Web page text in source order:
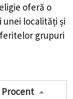
oferă o
unei localități și
grupuri
Procent